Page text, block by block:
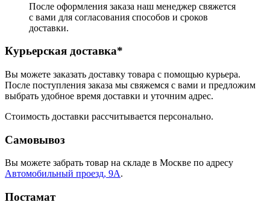
После оформления заказа наш менеджер свяжется
с вами для согласования способов и сроков
доставки.
Курьерская доставка*
Вы можете заказать доставку товара с помощью курьера.
После поступления заказа мы свяжемся с вами и предложим
выбрать удобное время доставки и уточним адрес.
Стоимость доставки рассчитывается персонально.
Самовывоз
Вы можете забрать товар на складе в Москве по адресу
Автомобильный проезд, 9А.
Постамат